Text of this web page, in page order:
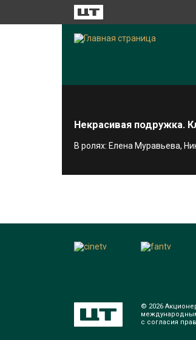
Некрасивая подружка.
В ролях: Елена Муравьева,
© 2026
с согласия